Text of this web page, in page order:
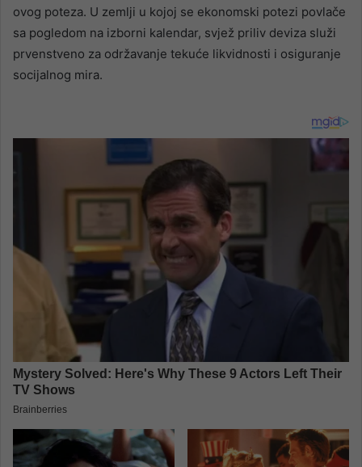
ovog poteza. U zemlji u kojoj se ekonomski potezi povlače
sa pogledom na izborni kalendar, svjež priliv deviza služi
prvenstveno za održavanje tekuće likvidnosti i osiguranje
socijalnog mira.